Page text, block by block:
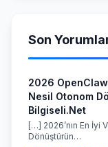
Son
2026
Nesil Otonom
Bilgiseli.Net
[…] 2026’nın En İyi
Dönüştürün…